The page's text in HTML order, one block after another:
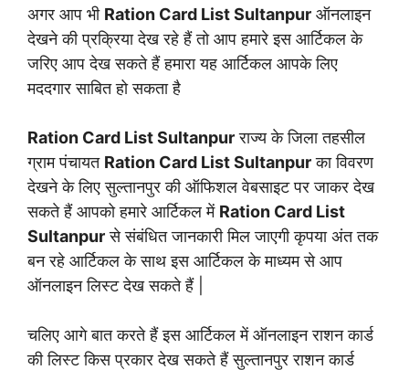
अगर आप भी Ration Card List Sultanpur ऑनलाइन
देखने की प्रक्रिया देख रहे हैं तो आप हमारे इस आर्टिकल के
जरिए आप देख सकते हैं हमारा यह आर्टिकल आपके लिए
मददगार साबित हो सकता है
Ration Card List Sultanpurराज्य के जिला तहसील
ग्राम पंचायत Ration Card List Sultanpurका विवरण
देखने के लिए सुल्तानपुर की ऑफिशल वेबसाइट पर जाकर देख
सकते हैं आपको हमारे आर्टिकल में Ration Card List
Sultanpurसे संबंधित जानकारी मिल जाएगी कृपया अंत तक
बन रहे आर्टिकल के साथ इस आर्टिकल के माध्यम से आप
ऑनलाइन लिस्ट देख सकते हैं |
चलिए आगे बात करते हैं इस आर्टिकल में ऑनलाइन राशन कार्ड
की लिस्ट किस प्रकार देख सकते हैं सुल्तानपुर राशन कार्ड